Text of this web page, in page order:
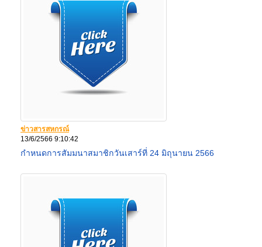
ข่าวสารสหกรณ์
13/6/2566 9:10:42
กำหนดการสัมมนาสมาชิกวันเสาร์ที่ 24 มิถุนายน 2566